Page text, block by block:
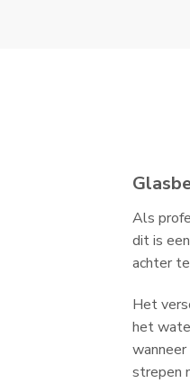
Als
dit is
achter
Het
het
strepen